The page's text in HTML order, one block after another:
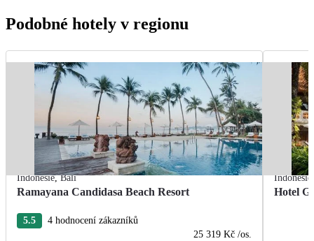
Podobné hotely v regionu
Indonésie,Bali
Ramayana Candidasa Beach Resort
5.5
4 hodnocení zákazníků
25 319 Kč /os.
Indonésie
Hotel